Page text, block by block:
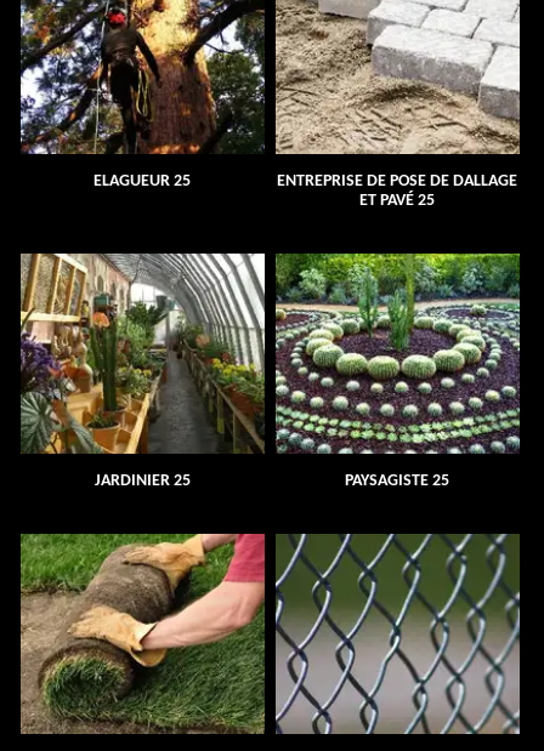
ELAGUEUR 25
ENTREPRISE DE POSE DE DALLAGE
ET PAVÉ 25
JARDINIER 25 PAYSAGISTE 25